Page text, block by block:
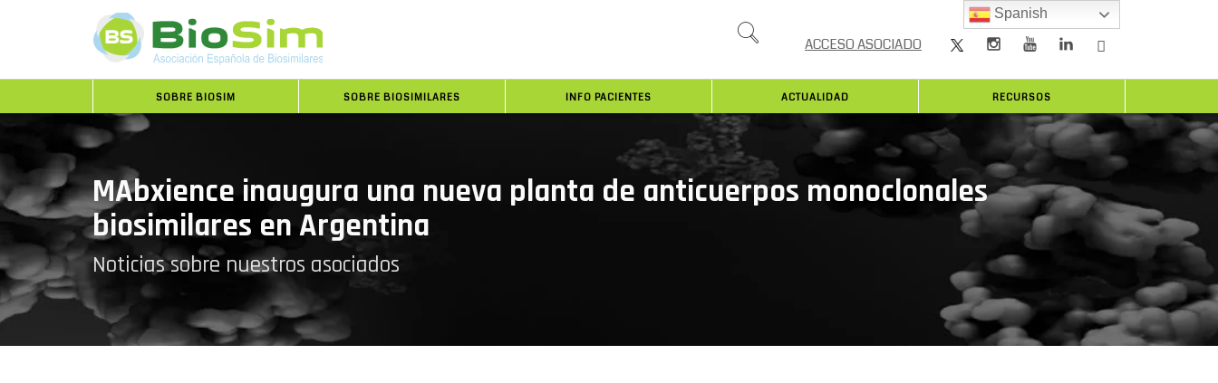
SOBRE BIOSIM SOBRE BIOSIMILARES INFO PACIENTES ACTUALIDAD RECURSOS
ACCESO ASOCIADO
MAbxience inaugura una nueva planta de anticuerpos monoclonales
biosimilares en Argentina
Noticias sobre nuestros asociados
Spanish